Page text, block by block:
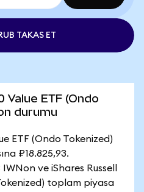
TAKAS ET
Value ETF (Ondo
durumu
ETF (Ondo Tokenized)
₽18.825,93.
ve iShares Russell
toplam piyasa